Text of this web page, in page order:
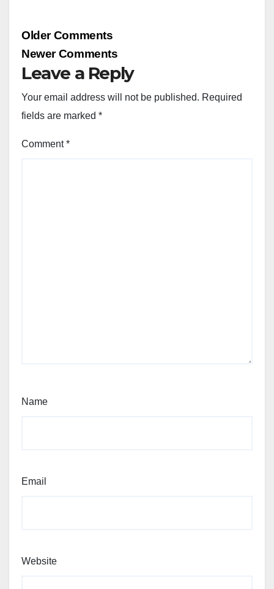
Comment
Older Comments
Newer Comments
Leave a Reply
Your email address will not be published. Required
fields are marked *
Comment*
Name
Email
Website